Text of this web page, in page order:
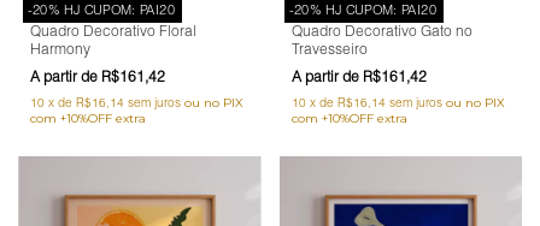
-20% HJ CUPOM: PAI20
Quadro Decorativo Floral
Harmony
R$161,42
10 x de R$16,14 sem juros
-20% HJ CUPOM: PAI20
Quadro Decorativo Gato no
Travesseiro
R$161,42
10 x de R$16,14 sem juros